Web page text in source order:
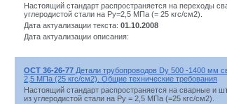
Настоящий стандарт распространяется на переходы
углеродистой стали на Ру=2,5 МПа (= 25 кгс/см2).
Дата актуализации текста: 01.10.2008
Дата актуализации описания:
ОСТ 36-26-77 Детали трубопроводов Dу 500 -1400 мм
2,5 МПа (25 кгс/см2). Общие технические требования
Настоящий стандарт распространяется на сварные и
из углеродистой стали на Ру = 2,5 МПа (=25 кгс/см2).